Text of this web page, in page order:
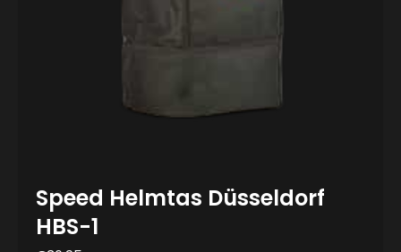
Speed Helmtas Düsseldorf
HBS-1